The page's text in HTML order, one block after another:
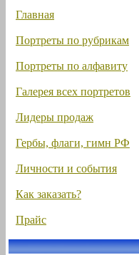
Главная
Портреты по рубрикам
Портреты по алфавиту
Галерея всех портретов
Лидеры продаж
Гербы, флаги, гимн РФ
Личности и события
Как заказать?
Прайс